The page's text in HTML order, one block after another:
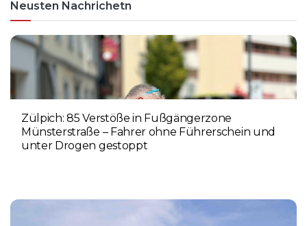
Neusten Nachrichetn
Zülpich: 85 Verstöße in Fußgängerzone
Münsterstraße – Fahrer ohne Führerschein und
unter Drogen gestoppt